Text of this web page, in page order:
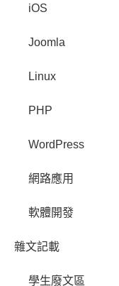
iOS
Joomla
Linux
PHP
WordPress
網路應用
軟體開發
雜文記載
學生廢文區